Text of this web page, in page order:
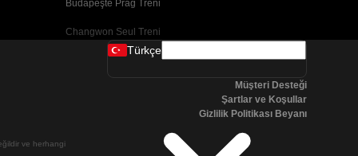
Budapeşte Prag Treni
Changwon Seul Treni
ve herhangi
Türkçe
Müşteri Desteği
Şartlar ve Koşullar
Gizlilik Politikası Beyanı